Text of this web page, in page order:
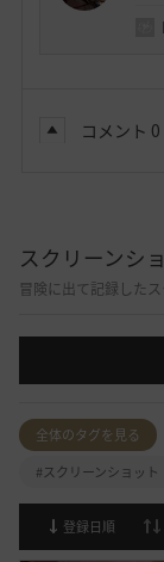
コメント 0
スクリーンシ
冒険に出て記録した
全体のタグを見る
#スクリーンショット
登録日順